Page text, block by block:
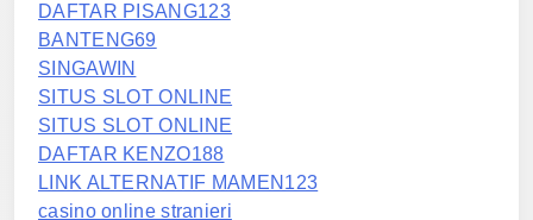
DAFTAR PISANG123
BANTENG69
SINGAWIN
SITUS SLOT ONLINE
SITUS SLOT ONLINE
DAFTAR KENZO188
LINK ALTERNATIF MAMEN123
casino online stranieri